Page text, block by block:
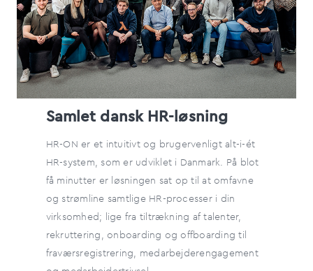
Samlet dansk HR-løsning
HR-ON er et intuitivt og brugervenligt alt-i-ét
HR-system, som er udviklet i Danmark. På blot
få minutter er løsningen sat op til at omfavne
og strømline samtlige HR-processer i din
virksomhed; lige fra tiltrækning af talenter,
rekruttering, onboarding og offboarding til
fraværsregistrering, medarbejderengagement